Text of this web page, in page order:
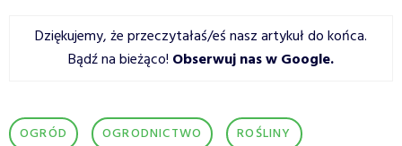
Dziękujemy, że przeczytałaś/eś nasz artykuł do końca.
Bądź na bieżąco! Obserwuj nas w Google.
OGRÓD OGRODNICTWO ROŚLINY